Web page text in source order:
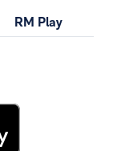
RM Play